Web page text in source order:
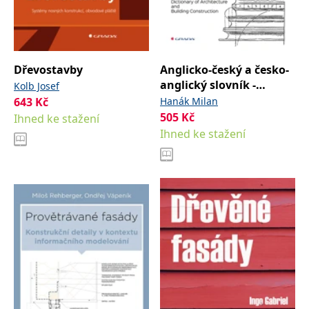
Dřevostavby
Kolb Josef
643 Kč
Ihned ke stažení
Anglicko-český a česko-
anglický slovník -
architektura a
stavitelství
Hanák Milan
505 Kč
Ihned ke stažení